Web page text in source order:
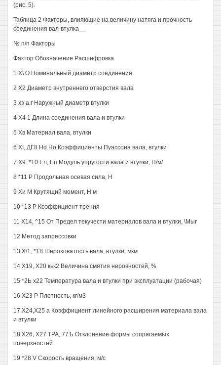
(рис. 5).
Таблица 2 Факторы, влияющие на величину натяга и прочность
соединения вал-втулка__
№ п/п Факторы
Фактор Обозначение Расшифровка
1 Х\ О Номинальный диаметр соединения
2 Х2 Диаметр внутреннего отверстия вала
3 хз а.г Наружный диаметр втулки
4 X4 1 Длина соединения вала и втулки
5 Хв Материал вала, втулки
6 XI, ДГ8 Hd.Ho Коэффициенты Пуассона вала, втулки
7 Х9. *10 Ел, Еп Модуль упругости вала и втулки, Н/м/
8 *11 Р Продольная осевая сила, Н
9 Хи М Крутящий момент, Н м
10 *13 Р Коэффициент трения
11 Х14, ^15 От Предел текучести материалов вала и втулки, \Мыг
12 Метод запрессовки
13 Х\1, *18 Шероховатость вала, втулки, мкм
14 Х19, Х20 кьк2 Величина смятия неровностей, %
15 *2Ь х22 Температура вала и втулки при эксплуатации (рабочая)
16 Х23 Р Плотность, кг/м3
17 Х24,Х25 а Коэффициент линейного расширения материала вала
и втулки
18 Х26, Х27 ТРА, 77Ъ Отклонение формы сопрягаемых
поверхностей
19 *28 V Скорость вращения, м/с